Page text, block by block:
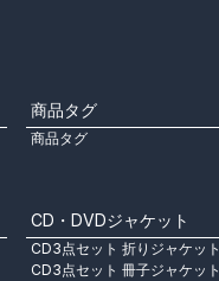
商品タグ
商品タグ
CD・DVDジャケット
CD3点セット 折りジャケット
CD3点セット 冊子ジャケット